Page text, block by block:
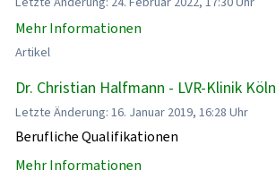
Mehr Informationen
Artikel
Dr. Christian Halfmann - LVR-Klinik Köln
Letzte Änderung: 16. Januar 2019, 16:28 Uhr
Berufliche Qualifikationen
Mehr Informationen